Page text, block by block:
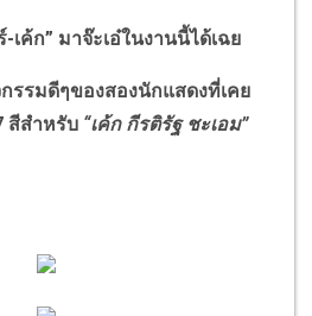
-เค้ก” มาจ๊ะเอ๋ในงานนี้ได้เฉย
รมดีๆของสองนักแสดงที่เคย
สีสำหรับ “เค้ก กีรติรัฐ ชะเอม”